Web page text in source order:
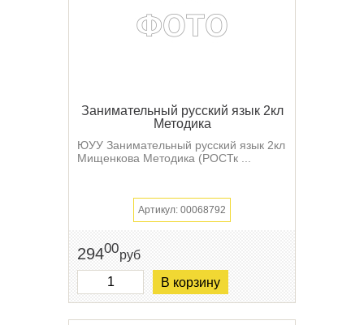
Занимательный русский язык 2кл
Методика
ЮУУ Занимательный русский язык 2кл
Мищенкова Методика (РОСТк ...
Артикул: 00068792
29400руб
В корзину